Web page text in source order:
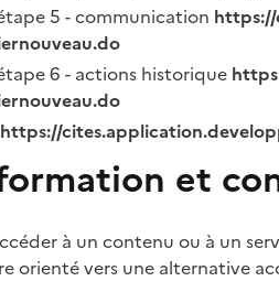
5 - communication
6 - actions historique
https://
et
à un contenu ou à un
orienté vers une alternative